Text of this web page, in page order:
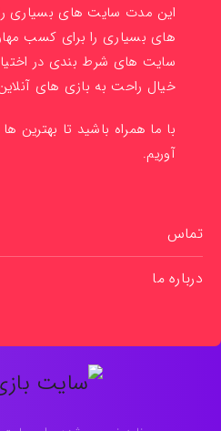
این مدت سایت های بسیاری
های بسیاری را برای کسب
سایت های شرط بندی در اختیار
خیال راحت به بازی های آنلاین
با ما همراه باشید تا بهترین
آوریم.
تماس
درباره ما